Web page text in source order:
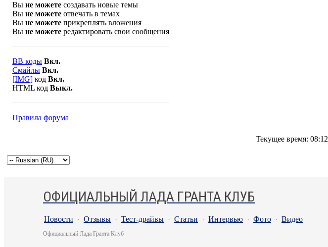
Вы не можете создавать новые темы
Вы не можете отвечать в темах
Вы не можете прикреплять вложения
Вы не можете редактировать свои сообщения
BB коды Вкл.
Смайлы Вкл.
[IMG] код Вкл.
HTML код Выкл.
Правила форума
Текущее время: 08:12
ОФИЦИАЛЬНЫЙ ЛАДА ГРАНТА КЛУБ
Новости · Отзывы · Тест-драйвы · Статьи · Интервью · Фото · Видео
Официальный Лада Гранта Клуб